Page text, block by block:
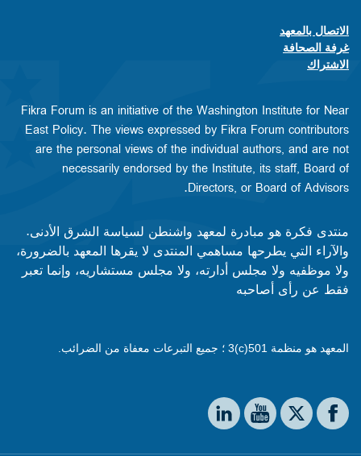
Footer contact links
الاتصال بالمعهد
غرفة الصحافة
الاشتراك
Fikra Forum is an initiative of the Washington Institute for Near
East Policy. The views expressed by Fikra Forum contributors
are the personal views of the individual authors, and are not
necessarily endorsed by the Institute, its staff, Board of
Directors, or Board of Advisors.​​
منتدى فكرة هو مبادرة لمعهد واشنطن لسياسة الشرق الأدنى.
والآراء التي يطرحها مساهمي المنتدى لا يقرها المعهد بالضرورة،
ولا موظفيه ولا مجلس أدارته، ولا مجلس مستشاريه، وإنما تعبر
فقط عن رأى أصاحبه
المعهد هو منظمة 501(c)3 ؛ جميع التبرعات معفاة من الضرائب.
Social media
The Washington Institute on Facebook
The Washington Institute on X
The Washington Institute on YouTube
The Washington Institute on LinkedIn